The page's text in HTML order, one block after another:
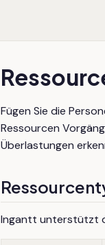
Fügen Sie die
Ressourcen
Überlastungen
Ingantt unterstützt